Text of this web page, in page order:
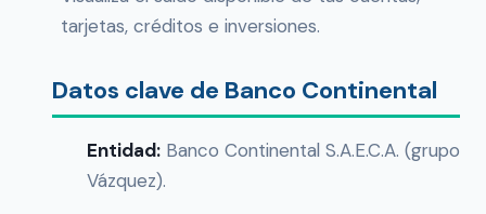
tarjetas, créditos e inversiones.
Datos clave de Banco Continental
Entidad: Banco Continental S.A.E.C.A. (grupo
Vázquez).